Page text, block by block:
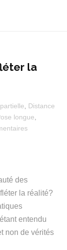
la
Distance
longue
des
la réalité?
entendu
non de vérités